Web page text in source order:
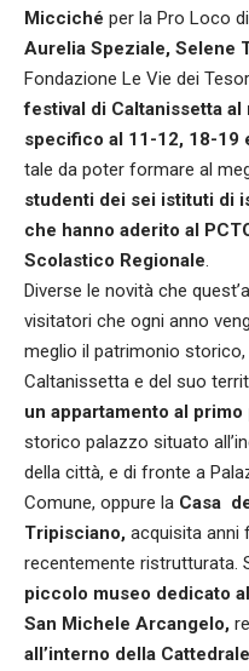
Micciché per la Pro Loco
Aurelia Speziale, Selene
Fondazione Le Vie dei
festival di Caltanissetta
specifico al 11-12, 18-19
tale da poter formare al
studenti dei sei istituti di
che hanno aderito al
Scolastico Regionale
Diverse le novità che
visitatori che ogni anno
meglio il patrimonio
Caltanissetta e del suo
un appartamento al
storico palazzo situato
della città, e di fronte a
Comune, oppure la Casa
Tripisciano, acquisita anni
recentemente ristrutturata.
piccolo museo dedicato
San Michele Arcangelo,
all’interno della Cattedrale